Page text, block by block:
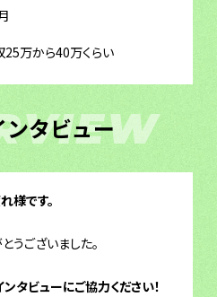
25万から40万くらい
タビュー
様です。
うございました。
タビューにご協力ください！